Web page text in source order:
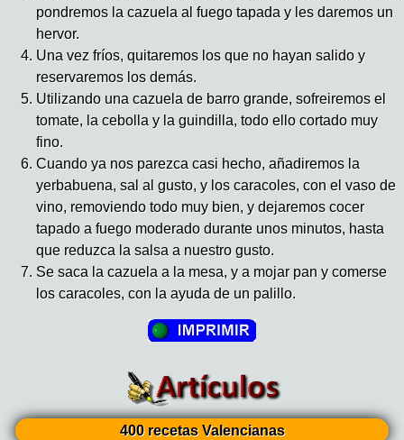
pondremos la cazuela al fuego tapada y les daremos un
hervor.
Una vez fríos, quitaremos los que no hayan salido y
reservaremos los demás.
Utilizando una cazuela de barro grande, sofreiremos el
tomate, la cebolla y la guindilla, todo ello cortado muy
fino.
Cuando ya nos parezca casi hecho, añadiremos la
yerbabuena, sal al gusto, y los caracoles, con el vaso de
vino, removiendo todo muy bien, y dejaremos cocer
tapado a fuego moderado durante unos minutos, hasta
que reduzca la salsa a nuestro gusto.
Se saca la cazuela a la mesa, y a mojar pan y comerse
los caracoles, con la ayuda de un palillo.
400 recetas Valencianas